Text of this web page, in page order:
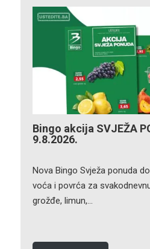
Bingo akcija SVJEŽA
9.8.2026.
Nova Bingo Svježa ponuda
voća i povrća za
grožđe, limun,…